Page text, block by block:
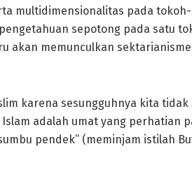
multidimensionalitas pada tokoh-
sepotong pada satu
akan memunculkan
karena sesungguhnya kita tidak
adalah umat yang perhatian
pendek” (meminjam istilah